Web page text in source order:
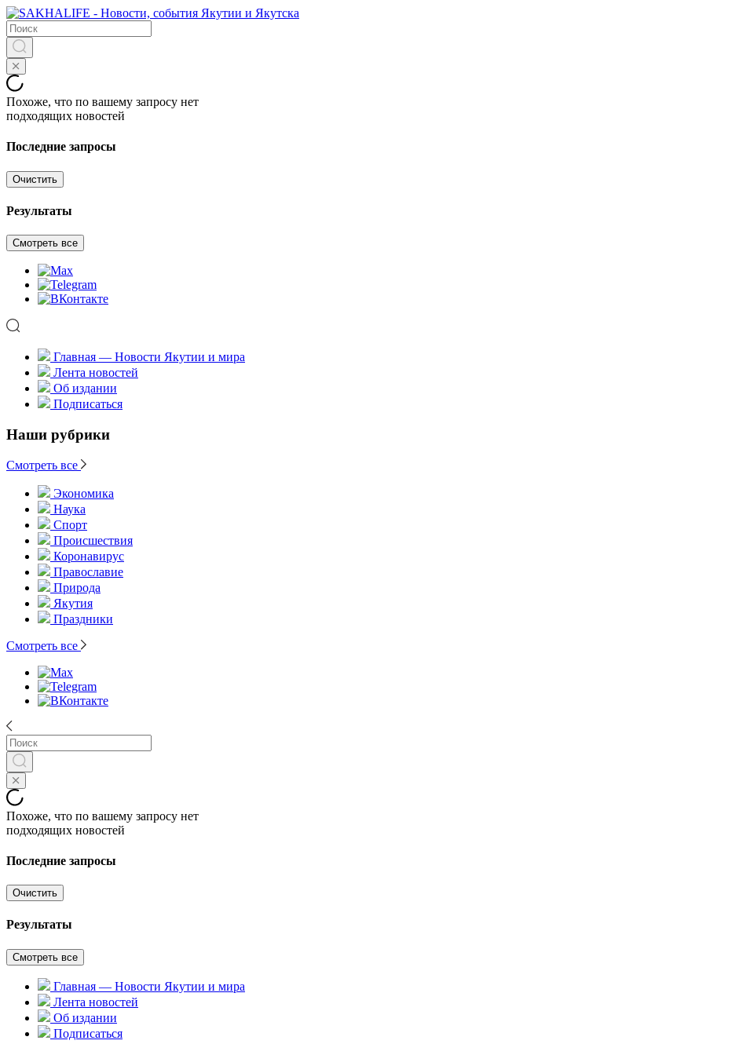
Похоже, что по вашему запросу нет
подходящих новостей
Последние запросы
Очистить
Результаты
Смотреть все
Главная — Новости Якутии и мира
Лента новостей
Об издании
Подписаться
Наши рубрики
Смотреть все
Экономика
Наука
Спорт
Происшествия
Коронавирус
Православие
Природа
Якутия
Праздники
Смотреть все
Похоже, что по вашему запросу нет
подходящих новостей
Последние запросы
Очистить
Результаты
Смотреть все
Главная — Новости Якутии и мира
Лента новостей
Об издании
Подписаться